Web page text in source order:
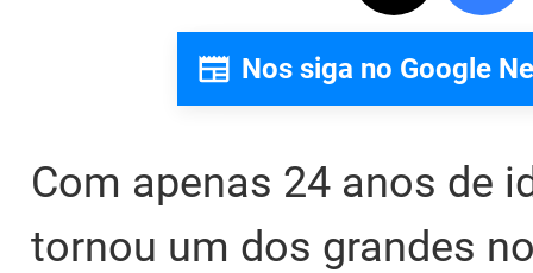
Nos siga no Google
Com apenas 24 anos de
tornou um dos grandes